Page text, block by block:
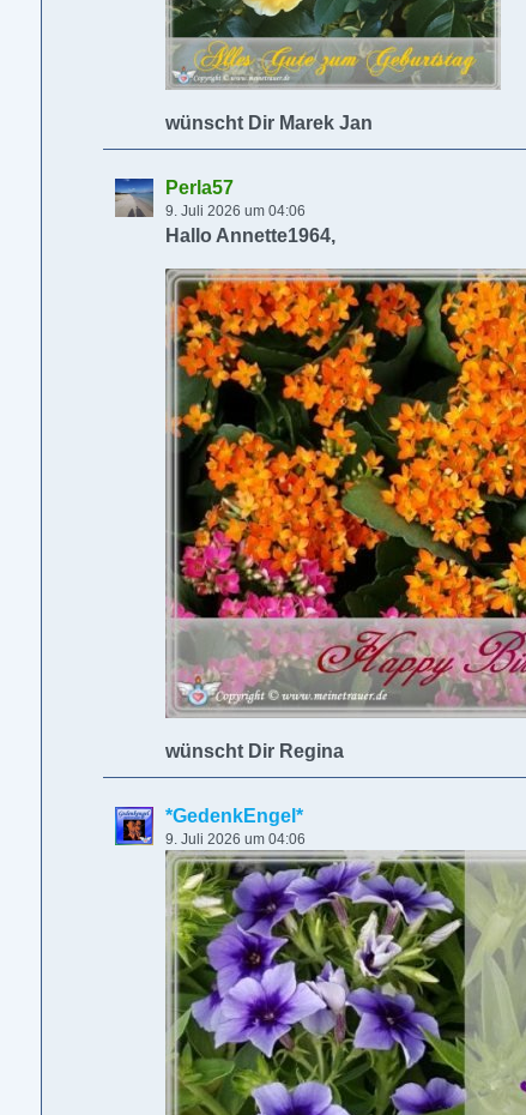
wünscht Dir Marek Jan
Perla57
9. Juli 2026 um 04:06
Hallo Annette1964,
wünscht Dir Regina
*GedenkEngel*
9. Juli 2026 um 04:06